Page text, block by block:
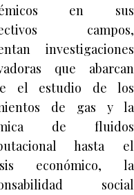
en sus
campos,
investigaciones
que abarcan
el estudio de los
de gas y la
de fluidos
hasta el
económico, la
social